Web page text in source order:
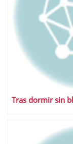
Tras dormir sin